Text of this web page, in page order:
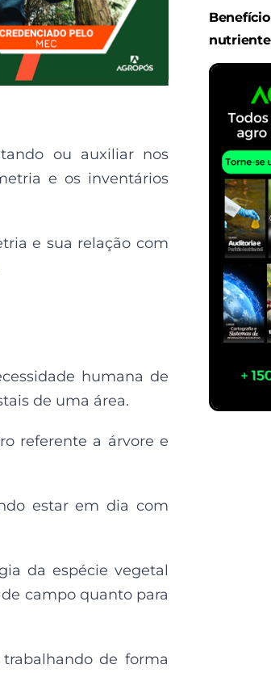
ou auxiliar nos
e os inventários
e sua relação com
humanade
de uma área.
referente a árvore e
estarem dia com
da espécie vegetal
campo quanto para
de forma